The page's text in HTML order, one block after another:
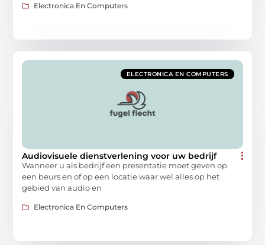
Electronica En Computers
ELECTRONICA EN COMPUTERS
Audiovisuele dienstverlening voor uw bedrijf
Wanneer u als bedrijf een presentatie moet geven op
een beurs en of op een locatie waar wel alles op het
gebied van audio en
Electronica En Computers